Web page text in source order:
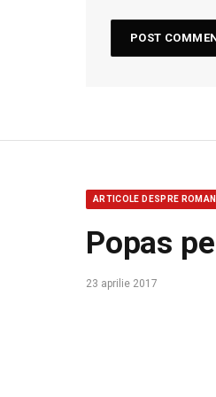
ARTICOLE DESPRE
Popas
23 aprilie 2017